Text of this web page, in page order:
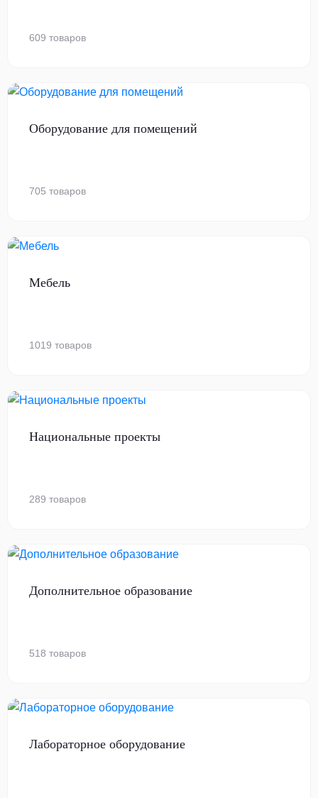
609 товаров
Оборудование для помещений
705 товаров
Мебель
1019 товаров
Национальные проекты
289 товаров
Дополнительное образование
518 товаров
Лабораторное оборудование